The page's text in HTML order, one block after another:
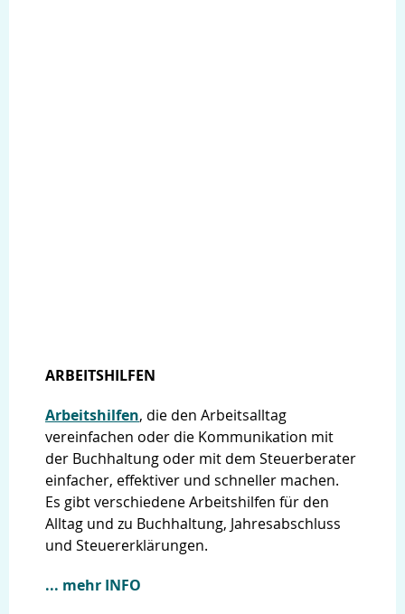
ARBEITSHILFEN
Arbeitshilfen, die den Arbeitsalltag
vereinfachen oder die Kommunikation mit
der Buchhaltung oder mit dem Steuerberater
einfacher, effektiver und schneller machen.
Es gibt verschiedene Arbeitshilfen für den
Alltag und zu Buchhaltung, Jahresabschluss
und Steuererklärungen.
... mehr INFO